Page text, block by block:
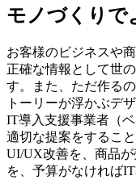
モノづくりで
お客様のビジネスや
正確な情報として世
す。また、ただ作る
トーリーが浮かぶデ
IT導入支援事業者（
適切な提案をするこ
UI/UX改善を、商品
を、予算がなければ